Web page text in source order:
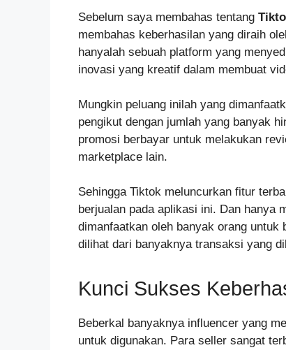
Sebelum saya membahas tentang
membahas keberhasilan yang diraih
hanyalah sebuah platform yang
inovasi yang kreatif dalam membuat
Mungkin peluang inilah yang
pengikut dengan jumlah yang banyak
promosi berbayar untuk melakukan
marketplace lain.
Sehingga Tiktok meluncurkan fitur
berjualan pada aplikasi ini. Dan hanya
dimanfaatkan oleh banyak orang
dilihat dari banyaknya transaksi yang
Kunci Sukses
Beberkal banyaknya influencer yang
untuk digunakan. Para seller sangat